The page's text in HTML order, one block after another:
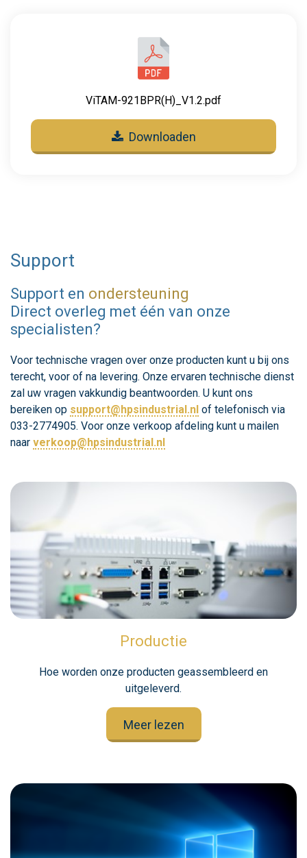
ViTAM-921BPR(H)_V1.2.pdf
Downloaden
Support
Support en ondersteuning
Direct overleg met één van onze
specialisten?
Voor technische vragen over onze producten kunt u bij ons
terecht, voor of na levering. Onze ervaren technische dienst
zal uw vragen vakkundig beantwoorden. U kunt ons
bereiken op support@hpsindustrial.nl of telefonisch via
033-2774905. Voor onze verkoop afdeling kunt u mailen
naar verkoop@hpsindustrial.nl
Productie
Hoe worden onze producten geassembleerd en
uitgeleverd.
Meer lezen